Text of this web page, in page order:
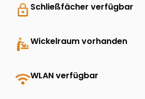
lock Schließfächer verfügbar
baby_changing_stationWickelraum vorhanden
wifiWLAN verfügbar